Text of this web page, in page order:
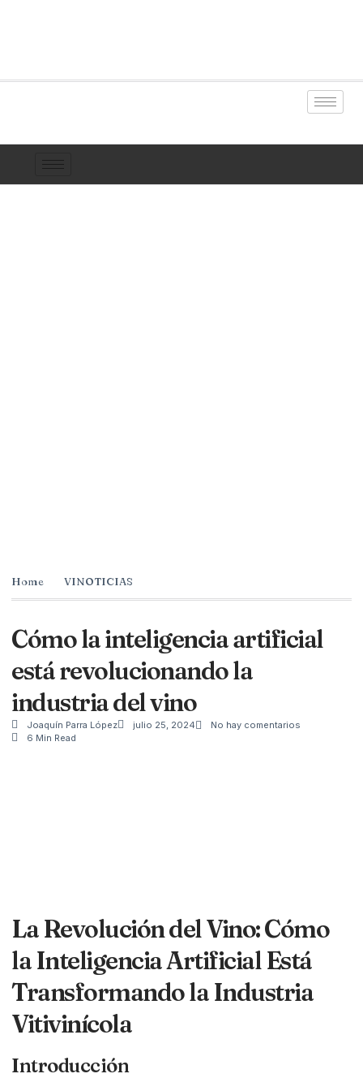
Home VINOTICIAS
Cómo la inteligencia artificial
está revolucionando la
industria del vino
Joaquín Parra López julio 25, 2024
No hay comentarios
6 Min Read
La Revolución del Vino: Cómo
la Inteligencia Artificial Está
Transformando la Industria
Vitivinícola
Introducción